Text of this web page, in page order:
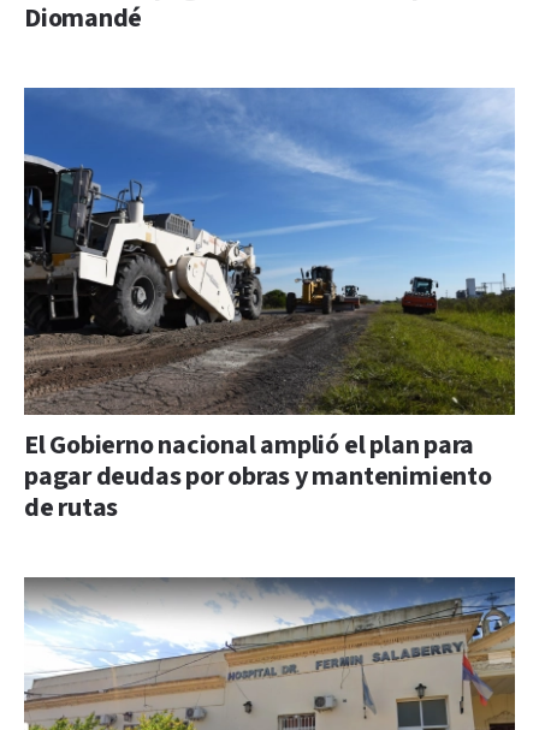
Diomandé
El Gobierno nacional amplió el plan para
pagar deudas por obras y mantenimiento
de rutas